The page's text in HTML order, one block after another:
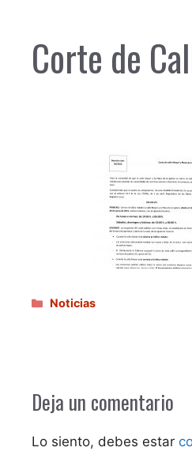
Corte de
Categorías
Noticias
Deja un comentario
Lo siento, debes estar